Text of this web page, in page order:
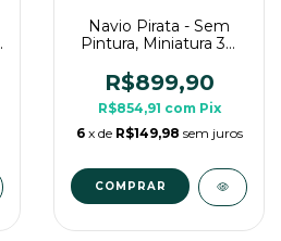
Navio Pirata - Sem
Pintura, Miniatura 3D
R$899,90
R$854,91 com Pix
6 x de R$149,98 sem juros